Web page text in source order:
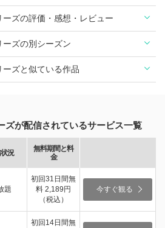
ズの評価・感想・レビュー
ズの別シーズン
ズと似ている作品
ズが配信されているサービス一覧
況
無料期間と料
金
題
初回31日間無
料 2,189円
（税込）
今すぐ観る
初回14日間無